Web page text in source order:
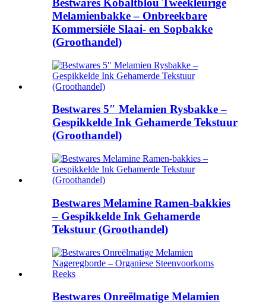
Bestwares Kobaltblou Tweekleurige
Melamienbakke – Onbreekbare
Kommersiële Slaai- en Sopbakke
(Groothandel)
Bestwares 5″ Melamien Rysbakke –
Gespikkelde Ink Gehamerde Tekstuur
(Groothandel)
Bestwares Melamine Ramen-bakkies
– Gespikkelde Ink Gehamerde
Tekstuur (Groothandel)
Bestwares Onreëlmatige Melamien